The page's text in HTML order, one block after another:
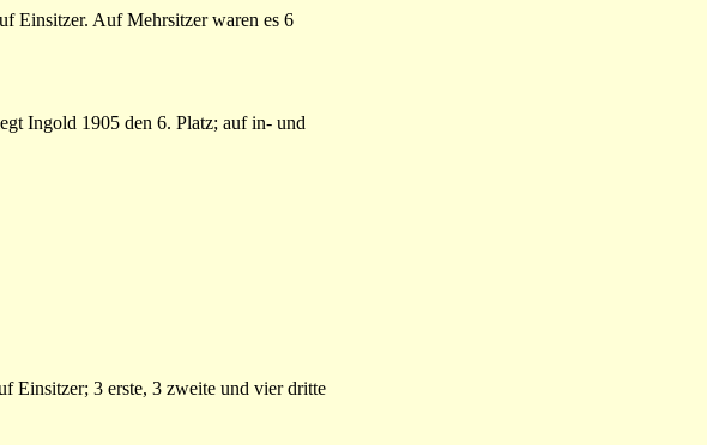
Einsitzer. Auf Mehrsitzer waren es 6
Ingold 1905 den 6. Platz; auf in- und
Einsitzer; 3 erste, 3 zweite und vier dritte